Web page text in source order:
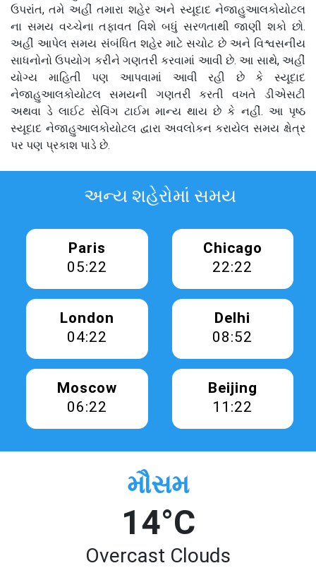
ઉપરાંત, તમે અહીં તમારા શહેર અને સ્યૂદાદ નેજાહુઆલકોયોટલ
ના સમય વચ્ચેના તફાવત વિશે બધું સરળતાથી જાણી શકો છો.
અહીં આપેલ સમય સંબંધિત શહેર માટે સચોટ છે અને વિશ્વસનીય
સાધનોનો ઉપયોગ કરીને ગણતરી કરવામાં આવી છે. આ સાથે, અહીં
યોગ્ય માહિતી પણ આપવામાં આવી રહી છે કે સ્યૂદાદ
નેજાહુઆલકોયોટલ સમયની ગણતરી કરતી વખતે ડીએસટી
અથવા ડે લાઈટ સેવિંગ ટાઈમ માન્ય થાય છે કે નહીં. આ પૃષ્ઠ
સ્યૂદાદ નેજાહુઆલકોયોટલ દ્વારા અવલોકન કરાયેલ સમય ક્ષેત્ર
પર પણ પ્રકાશ પાડે છે.
અન્ય શહેરોમાં સમય
Paris
05:23
Chicago
22:23
London
04:23
Delhi
08:53
Moscow
06:23
Beijing
11:23
મૌસમ
14°C
Overcast Clouds